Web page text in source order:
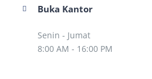
Buka Kantor
Senin - Jumat
8:00 AM - 16:00 PM